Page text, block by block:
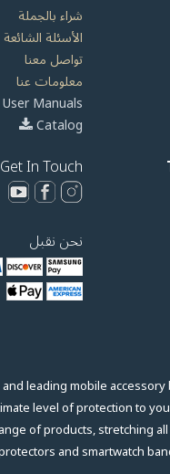
شراء بالجملة
الأسئلة الشائعة
تواصل معنا
معلومات عنا
User Manuals
Catalog
leading mobile
level of protection to
of products, stretching
and smartwatch
Get In Touch
نحن نقبل